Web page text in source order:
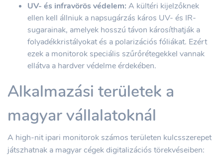
UV- és infravörös védelem: A kültéri kijelzőknek
ellen kell állniuk a napsugárzás káros UV- és IR-
sugarainak, amelyek hosszú távon károsíthatják a
folyadékkristályokat és a polarizációs fóliákat. Ezért
ezek a monitorok speciális szűrőrétegekkel vannak
ellátva a hardver védelme érdekében.
Alkalmazási területek a
magyar vállalatoknál
A high-nit ipari monitorok számos területen kulcsszerepet
játszhatnak a magyar cégek digitalizációs törekvéseiben: